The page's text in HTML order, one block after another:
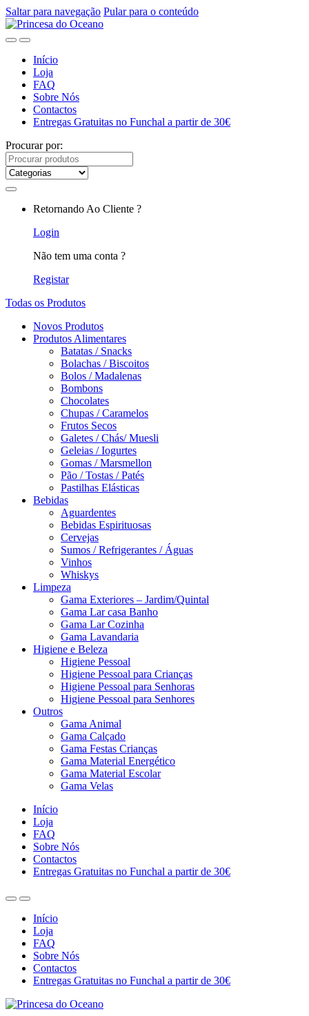
Saltar para navegação Pular para o conteúdo
Início
Loja
FAQ
Sobre Nós
Contactos
Entregas Gratuitas no Funchal a partir de 30€
Procurar por:
Retornando Ao Cliente ?
Login
Não tem uma conta ?
Registar
Todas os Produtos
Novos Produtos
Produtos Alimentares
Batatas / Snacks
Bolachas / Biscoitos
Bolos / Madalenas
Bombons
Chocolates
Chupas / Caramelos
Frutos Secos
Galetes / Chás/ Muesli
Geleias / Iogurtes
Gomas / Marsmellon
Pão / Tostas / Patés
Pastilhas Elásticas
Bebidas
Aguardentes
Bebidas Espirituosas
Cervejas
Sumos / Refrigerantes / Águas
Vinhos
Whiskys
Limpeza
Gama Exteriores – Jardim/Quintal
Gama Lar casa Banho
Gama Lar Cozinha
Gama Lavandaria
Higiene e Beleza
Higiene Pessoal
Higiene Pessoal para Crianças
Higiene Pessoal para Senhoras
Higiene Pessoal para Senhores
Outros
Gama Animal
Gama Calçado
Gama Festas Crianças
Gama Material Energético
Gama Material Escolar
Gama Velas
Início
Loja
FAQ
Sobre Nós
Contactos
Entregas Gratuitas no Funchal a partir de 30€
Início
Loja
FAQ
Sobre Nós
Contactos
Entregas Gratuitas no Funchal a partir de 30€